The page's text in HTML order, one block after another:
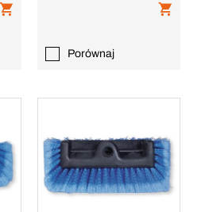
Porównaj